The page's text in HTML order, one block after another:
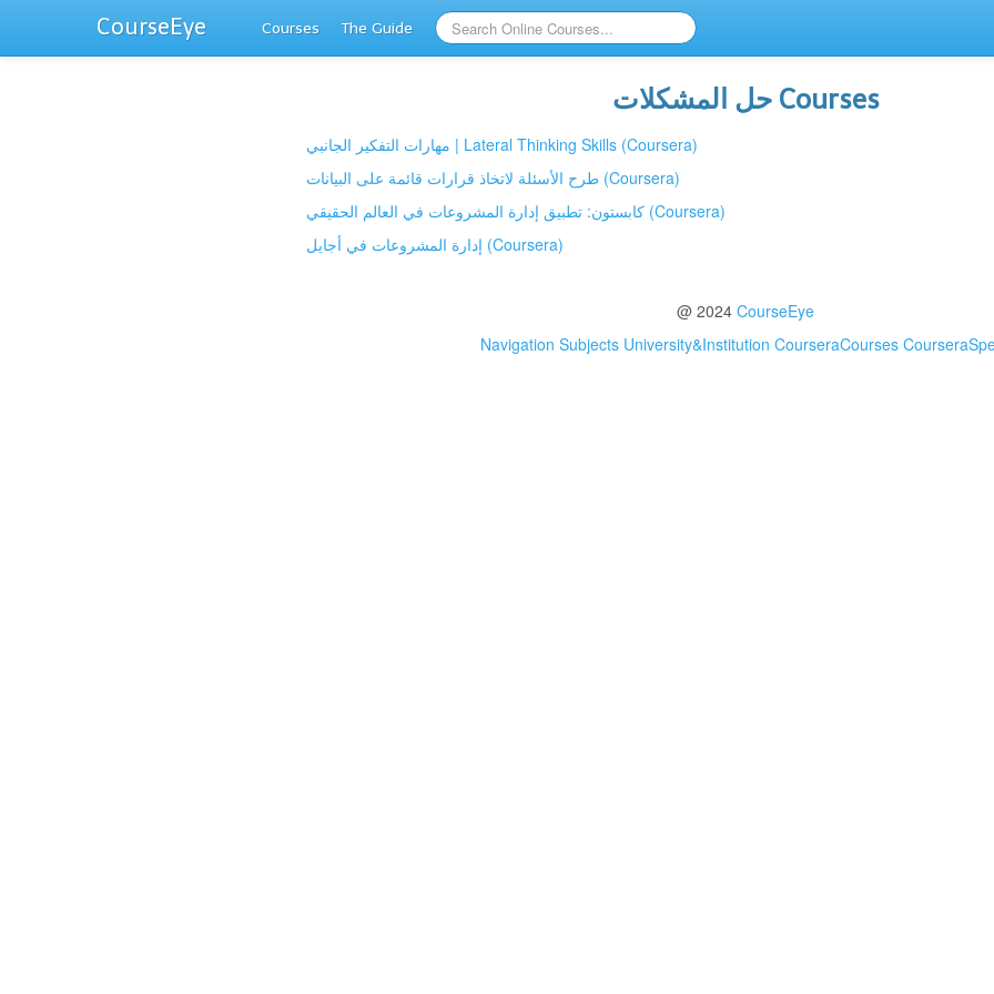
CourseEye Courses The Guide
حل المشكلات Courses
مهارات التفكير الجانبي | Lateral Thinking Skills (Coursera)
طرح الأسئلة لاتخاذ قرارات قائمة على البيانات (Coursera)
كابستون: تطبيق إدارة المشروعات في العالم الحقيقي (Coursera)
إدارة المشروعات في أجايل (Coursera)
@ 2024 CourseEye
Navigation Subjects University&Institution CourseraCourses